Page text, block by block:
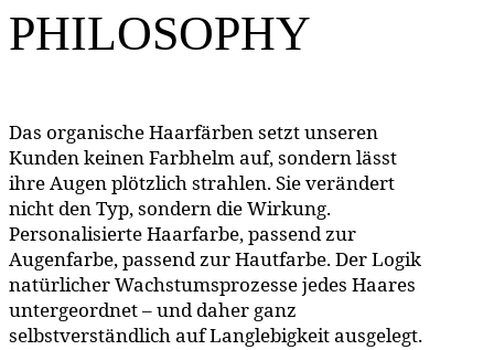
PHILOSOPHY
Das organische Haarfärben setzt unseren
Kunden keinen Farbhelm auf, sondern lässt
ihre Augen plötzlich strahlen. Sie verändert
nicht den Typ, sondern die Wirkung.
Personalisierte Haarfarbe, passend zur
Augenfarbe, passend zur Hautfarbe. Der Logik
natürlicher Wachstumsprozesse jedes Haares
untergeordnet – und daher ganz
selbstverständlich auf Langlebigkeit ausgelegt.